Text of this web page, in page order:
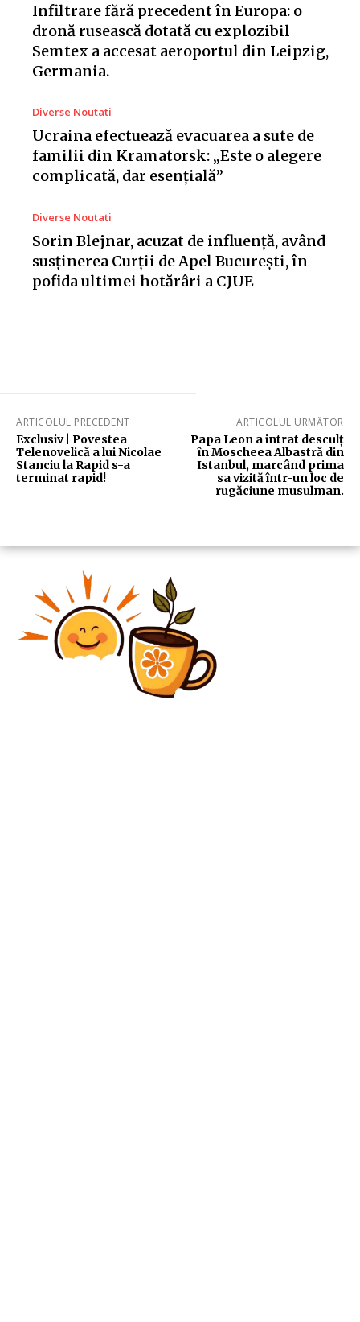
Infiltrare fără precedent în Europa: o
dronă rusească dotată cu explozibil
Semtex a accesat aeroportul din Leipzig,
Germania.
Diverse Noutati
Ucraina efectuează evacuarea a sute de
familii din Kramatorsk: „Este o alegere
complicată, dar esențială”
Diverse Noutati
Sorin Blejnar, acuzat de influență, având
susținerea Curții de Apel București, în
pofida ultimei hotărâri a CJUE
ARTICOLUL PRECEDENT
Exclusiv | Povestea
Telenovelică a lui Nicolae
Stanciu la Rapid s-a
terminat rapid!
ARTICOLUL URMĂTOR
Papa Leon a intrat desculț
în Moscheea Albastră din
Istanbul, marcând prima
sa vizită într-un loc de
rugăciune musulman.